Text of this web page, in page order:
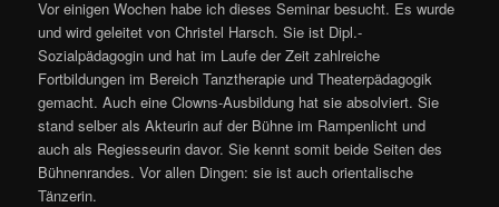
Vor einigen Wochen habe ich dieses Seminar besucht. Es wurde
und wird geleitet von Christel Harsch. Sie ist Dipl.-
Sozialpädagogin und hat im Laufe der Zeit zahlreiche
Fortbildungen im Bereich Tanztherapie und Theaterpädagogik
gemacht. Auch eine Clowns-Ausbildung hat sie absolviert. Sie
stand selber als Akteurin auf der Bühne im Rampenlicht und
auch als Regiesseurin davor. Sie kennt somit beide Seiten des
Bühnenrandes. Vor allen Dingen: sie ist auch orientalische
Tänzerin.